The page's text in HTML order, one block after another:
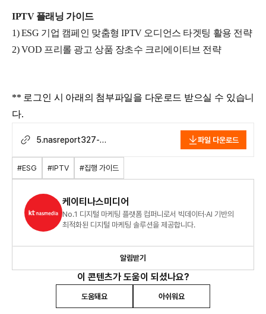
IPTV 플래닝 가이드
1) ESG 기업 캠페인 맞춤형 IPTV 오디언스 타겟팅 활용 전략
2) VOD 프리롤 광고 상품 장초수 크리에이티브 전략
** 로그인 시 아래의 첨부파일을 다운로드 받으실 수 있습니
다.
5.nasreport327-
캠페인_IPTV_활용_전략_2203.pdf
파일 다운로드
#ESG #IPTV #집행 가이드
케이티나스미디어
No.1 디지털 마케팅 플랫폼 컴퍼니로서 빅데이터·AI 기반의
최적화된 디지털 마케팅 솔루션을 제공합니다.
알림받기
이 콘텐츠가 도움이 되셨나요?
도움돼요 아쉬워요